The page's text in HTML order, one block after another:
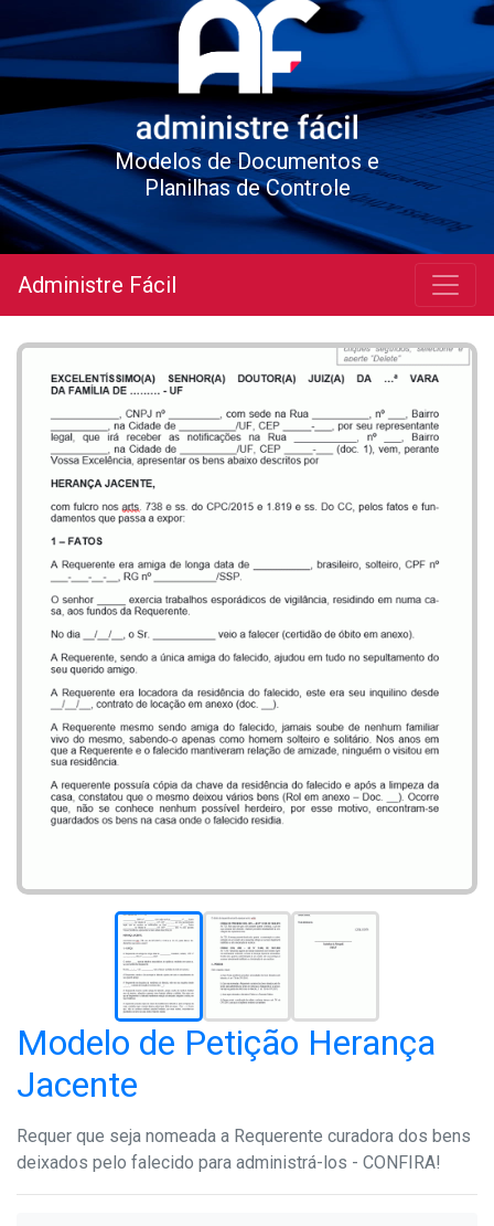
Modelos de Documentos e
Planilhas de Controle
Administre Fácil
Modelo de Petição Herança
Jacente
Requer que seja nomeada a Requerente curadora dos bens
deixados pelo falecido para administrá-los - CONFIRA!